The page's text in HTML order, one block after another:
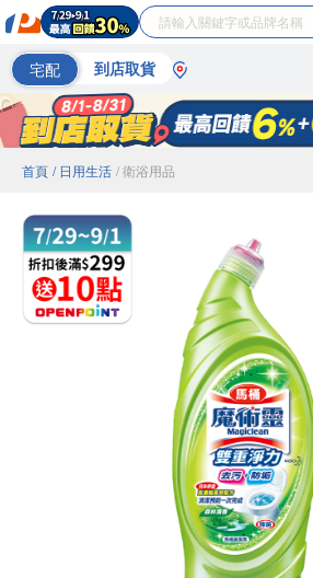
宅配 到店取貨
首頁 / 日用生活 / 衛浴用品